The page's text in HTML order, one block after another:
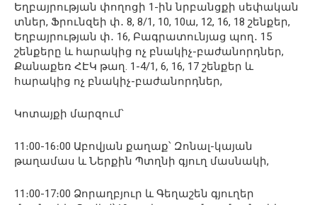
Եղբայրության փողոցի 1-ին նրբանցքի սեփական
տներ, Ֆրունզեի փ․ 8, 8/1, 10, 10ա, 12, 16, 18 շենքեր,
Եղբայրության փ․ 16, Բագրատունյաց պող․ 15
շենքերը և հարակից ոչ բնակիչ-բաժանորդներ,
Քանաքեռ ՀԷԿ թաղ. 1-4/1, 6, 16, 17 շենքեր և
հարակից ոչ բնակիչ-բաժանորդներ,
Կոտայքի մարզում՝
11։00-16։00 Աբովյան քաղաք՝ Զոնալ-կայան
թաղամաս և Ներքին Պտղնի գյուղ մասնակի,
11։00-17։00 Ձորաղբյուր և Գեղաշեն գյուղեր